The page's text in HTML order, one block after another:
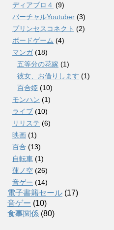
ディアブロ４ (9)
バーチャルYoutuber (3)
プリンセスコネクト (2)
ボードゲーム (4)
マンガ(18)
五等分の花嫁 (1)
彼女、お借りします (1)
百合姫 (10)
モンハン (1)
ライブ (10)
リリステ (6)
映画 (1)
百合 (13)
自転車 (1)
蓮ノ空 (26)
音ゲー (14)
電子書籍セール (17)
音ゲー (10)
食事関係 (80)